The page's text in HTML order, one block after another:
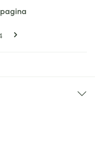
pagina